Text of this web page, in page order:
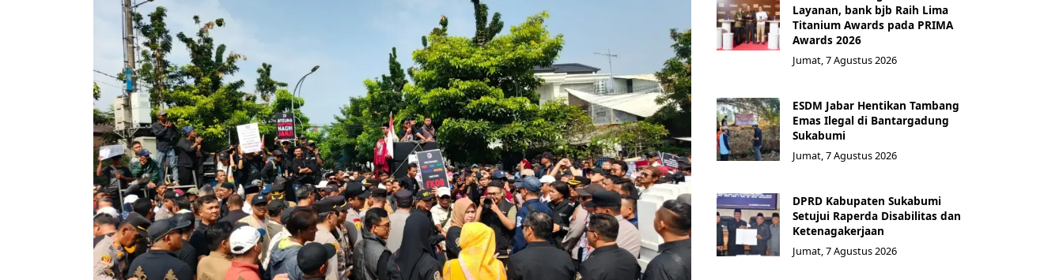
Layanan, bank bjb Raih Lima
Titanium Awards pada PRIMA
Awards 2026
Jumat, 7 Agustus 2026
ESDM Jabar Hentikan Tambang
Emas Ilegal di Bantargadung
Sukabumi
Jumat, 7 Agustus 2026
DPRD Kabupaten Sukabumi
Setujui Raperda Disabilitas dan
Ketenagakerjaan
Jumat, 7 Agustus 2026